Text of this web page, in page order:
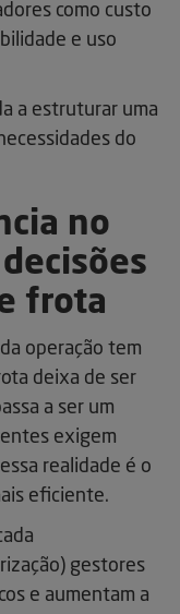
como custo
e uso
a estruturar uma
do
no
frota
operação tem
deixa de ser
a ser um
exigem
realidade é o
eficiente.
gestores
e aumentam a